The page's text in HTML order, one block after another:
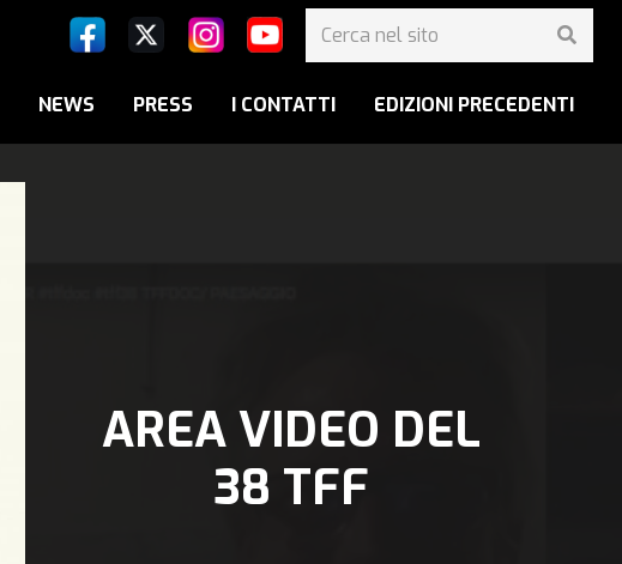
NEWS PRESS I CONTATTI EDIZIONI PRECEDENTI
AREA VIDEO DEL
38 TFF